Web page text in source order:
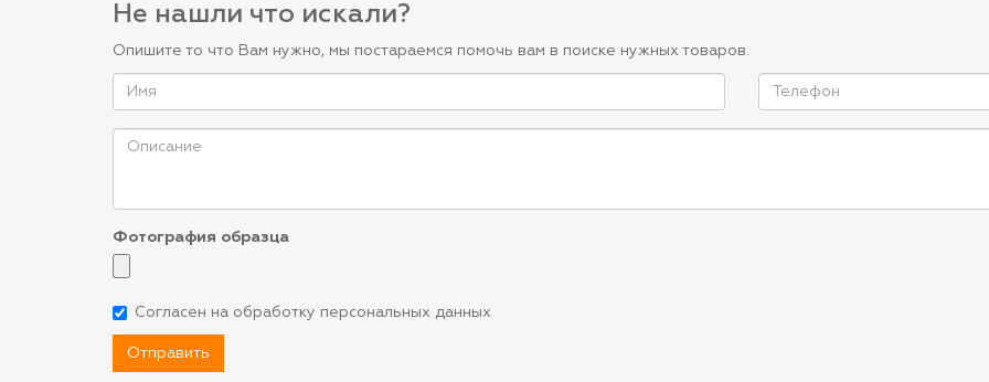
Не нашли что искали?
Опишите то что Вам нужно, мы постараемся помочь вам в поиске нужных товаров.
Фотография образца
Согласен на обработку персональных данных
Отправить